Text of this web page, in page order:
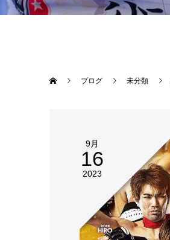
ブログ 未分類
9月
16
2023